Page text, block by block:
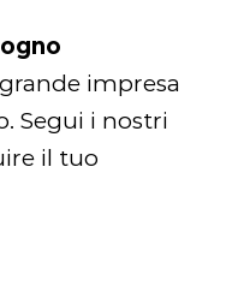
impresa
Segui i nostri
il tuo